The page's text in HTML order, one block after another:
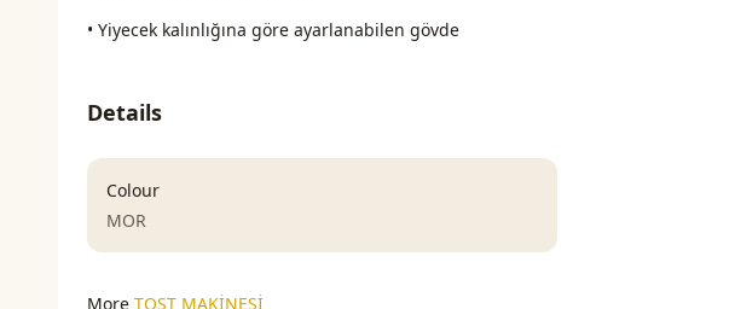
• Yiyecek kalınlığına göre ayarlanabilen gövde
Details
Colour
MOR
More TOST MAKİNESİ